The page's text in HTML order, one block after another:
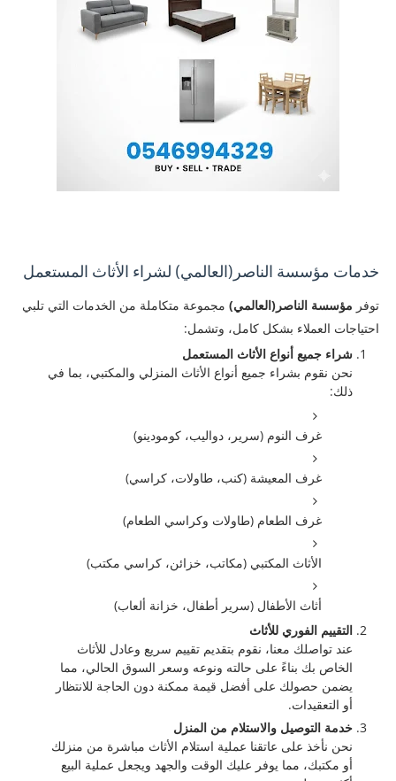
خدمات مؤسسة الناصر(العالمي) لشراء الأثاث المستعمل
توفر مؤسسة الناصر(العالمي) مجموعة متكاملة من الخدمات التي تلبي
احتياجات العملاء بشكل كامل، وتشمل:
شراء جميع أنواع الأثاث المستعمل
نحن نقوم بشراء جميع أنواع الأثاث المنزلي والمكتبي، بما في
ذلك:
غرف النوم (سرير، دواليب، كومودينو)
غرف المعيشة (كنب، طاولات، كراسي)
غرف الطعام (طاولات وكراسي الطعام)
الأثاث المكتبي (مكاتب، خزائن، كراسي مكتب)
أثاث الأطفال (سرير أطفال، خزانة ألعاب)
التقييم الفوري للأثاث
عند تواصلك معنا، نقوم بتقديم تقييم سريع وعادل للأثاث
الخاص بك بناءً على حالته ونوعه وسعر السوق الحالي، مما
يضمن حصولك على أفضل قيمة ممكنة دون الحاجة للانتظار
أو التعقيدات.
خدمة التوصيل والاستلام من المنزل
نحن نأخذ على عاتقنا عملية استلام الأثاث مباشرة من منزلك
أو مكتبك، مما يوفر عليك الوقت والجهد ويجعل عملية البيع